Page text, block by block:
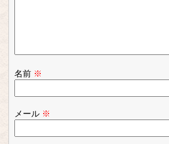
名前 ※
メール ※